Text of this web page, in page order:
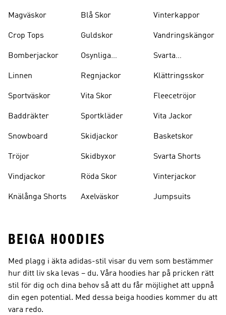
Magväskor
Crop Tops
Bomberjackor
Linnen
Sportväskor
Baddräkter
Snowboard
Tröjor
Vindjackor
Knälånga Shorts
Blå Skor
Guldskor
Osynliga
Regnjackor
Vita Skor
Sportkläder
Skidjackor
Skidbyxor
Röda Skor
Axelväskor
Vinterkappor
Vandringskängor
Svarta
Klättringsskor
Fleecetröjor
Vita Jackor
Basketskor
Svarta Shorts
Vinterjackor
Jumpsuits
BEIGA HOODIES
Med plagg i äkta adidas-stil visar du vem som bestämmer
hur ditt liv ska levas – du. Våra hoodies har på pricken rätt
stil för dig och dina behov så att du får möjlighet att uppnå
din egen potential. Med dessa beiga hoodies kommer du att
vara redo.